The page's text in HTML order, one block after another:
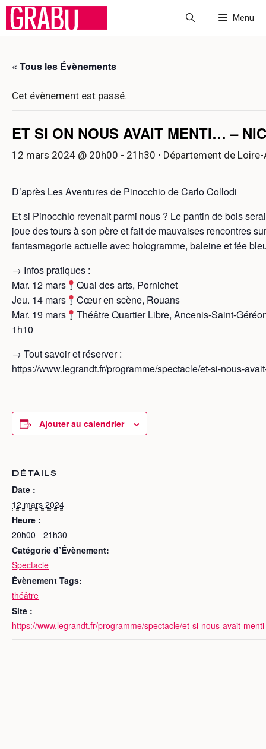
Aller
Menu
« Tous les Évènements
Cet évènement est passé.
ET SI ON NOUS AVAIT MENTI… –
12 mars 2024 @ 20h00 - 21h30 • Département de
D’après Les Aventures de Pinocchio de Carlo Collodi
Et si Pinocchio revenait parmi nous ? Le pantin de bois
joue des tours à son père et fait de mauvaises rencontres
fantasmagorie actuelle avec hologramme, baleine et fée
→ Infos pratiques :
Mar. 12 mars
Quai des arts, Pornichet
Jeu. 14 mars
Cœur en scène, Rouans
Mar. 19 mars
Théâtre Quartier Libre, Ancenis-Saint-
1h10
→ Tout savoir et réserver :
https://www.legrandt.fr/programme/spectacle/et-si-nous-
Ajouter au calendrier
DÉTAILS
Date :
12 mars 2024
Heure :
20h00 - 21h30
Catégorie d’Évènement:
Spectacle
Évènement Tags:
théâtre
Site :
https://www.legrandt.fr/programme/spectacle/et-si-nous-avait-menti